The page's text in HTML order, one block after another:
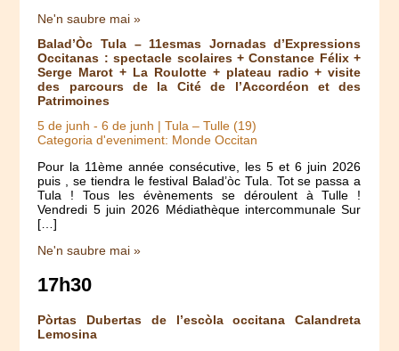
Ne'n saubre mai »
Balad’Òc Tula – 11esmas Jornadas d’Expressions
Occitanas : spectacle scolaires + Constance Félix +
Serge Marot + La Roulotte + plateau radio + visite
des parcours de la Cité de l’Accordéon et des
Patrimoines
5 de junh -6 de junh | Tula – Tulle (19)
Categoria d'eveniment: Monde Occitan
Pour la 11ème année consécutive, les 5 et 6 juin 2026
puis , se tiendra le festival Balad’òc Tula. Tot se passa a
Tula ! Tous les évènements se déroulent à Tulle !
Vendredi 5 juin 2026 Médiathèque intercommunale Sur
[…]
Ne'n saubre mai »
17h30
Pòrtas Dubertas de l’escòla occitana Calandreta
Lemosina